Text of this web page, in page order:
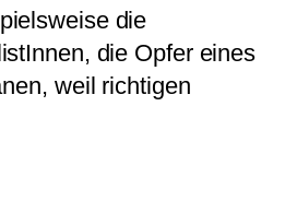
die
die Opfer eines
weil richtigen